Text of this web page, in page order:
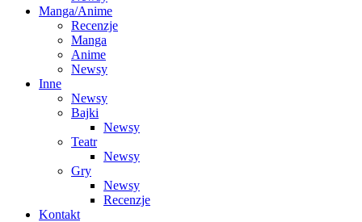
Manga/Anime
Recenzje
Manga
Anime
Newsy
Inne
Newsy
Bajki
Newsy
Teatr
Newsy
Gry
Newsy
Recenzje
Kontakt